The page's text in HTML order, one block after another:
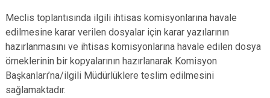
Meclis toplantısında ilgili ihtisas komisyonlarına havale
edilmesine karar verilen dosyalar için karar yazılarının
hazırlanmasını ve ihtisas komisyonlarına havale edilen dosya
örneklerinin bir kopyalarının hazırlanarak Komisyon
Başkanları’na/ilgili Müdürlüklere teslim edilmesini
sağlamaktadır.